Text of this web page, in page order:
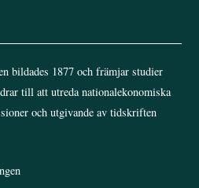
bildades 1877 och främjar studier
till att utreda nationalekonomiska
och utgivande av tidskriften